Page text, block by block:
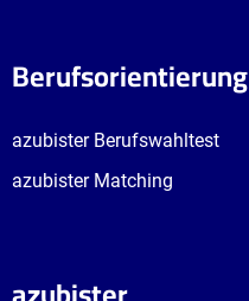
Berufsorientierung
azubister Berufswahltest
azubister Matching